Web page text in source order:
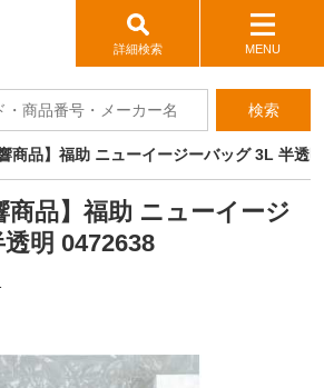
詳細検索 MENU
検索
商品】福助 ニューイージーバッグ 3L 半透
商品】福助 ニューイージ
明 0472638